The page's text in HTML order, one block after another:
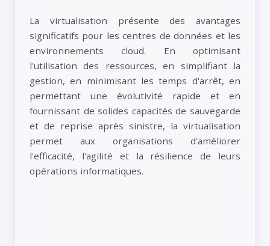
La virtualisation présente des avantages
significatifs pour les centres de données et les
environnements cloud. En optimisant
l'utilisation des ressources, en simplifiant la
gestion, en minimisant les temps d'arrêt, en
permettant une évolutivité rapide et en
fournissant de solides capacités de sauvegarde
et de reprise après sinistre, la virtualisation
permet aux organisations d'améliorer
l'efficacité, l'agilité et la résilience de leurs
opérations informatiques.